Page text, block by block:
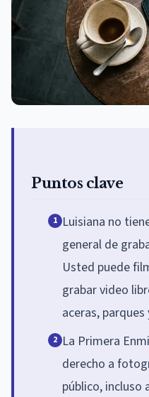
Puntos clave
1 Luisiana no
general de
Usted puede
grabar video
aceras,
2 La Primera
derecho a
público, incluso